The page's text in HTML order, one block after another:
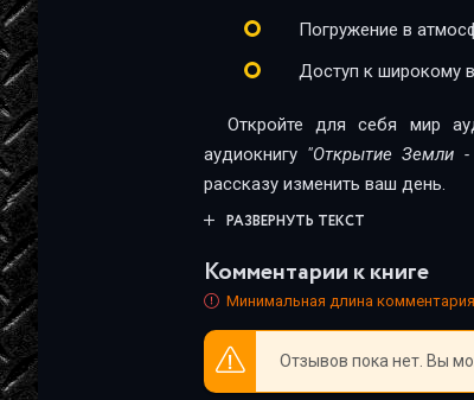
Погружение в
Доступ к широкому
Откройте для себя мир
аудиокнигу "Открытие Земли
рассказу изменить ваш день.
РАЗВЕРНУТЬ ТЕКСТ
Комментарии к книге
Минимальная длина
Отзывов пока нет. Вы